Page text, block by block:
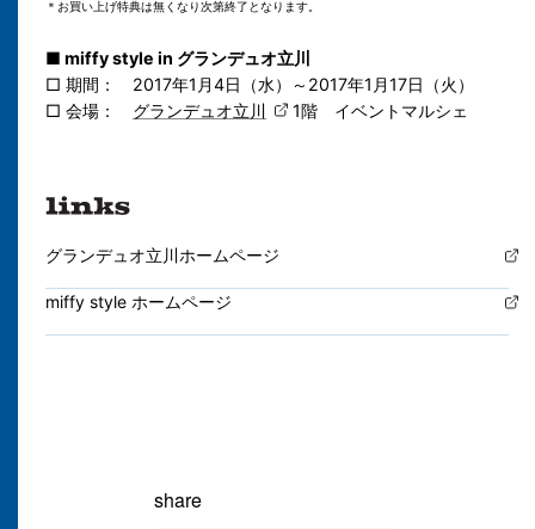
＊お買い上げ特典は無くなり次第終了となります。
■ miffy style in グランデュオ立川
□ 期間： 2017年1月4日（水）～2017年1月17日（火）
□ 会場： グランデュオ立川 1階 イベントマルシェ
グランデュオ立川ホームページ
miffy style ホームページ
share